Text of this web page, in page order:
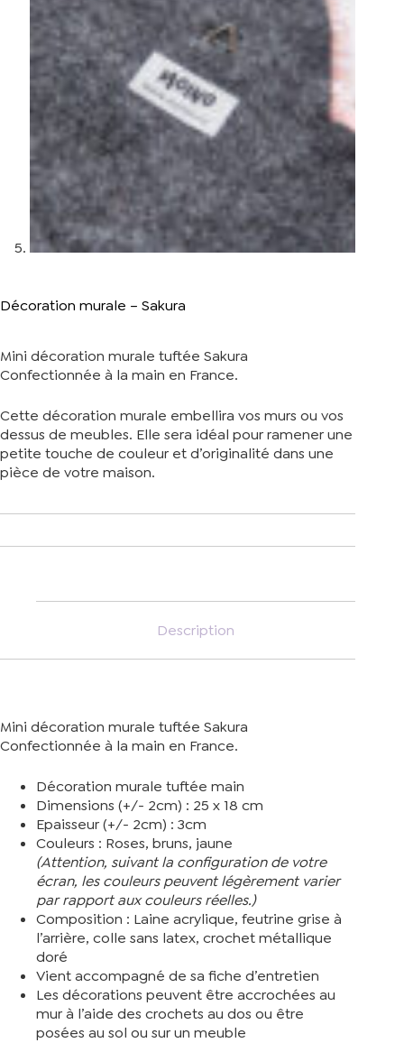
Décoration murale – Sakura
Mini décoration murale tuftée Sakura
Confectionnée à la main en France.
Cette décoration murale embellira vos murs ou vos
dessus de meubles. Elle sera idéal pour ramener une
petite touche de couleur et d’originalité dans une
pièce de votre maison.
Description
Mini décoration murale tuftée Sakura
Confectionnée à la main en France.
Décoration murale tuftée main
Dimensions (+/- 2cm) : 25 x 18 cm
Epaisseur (+/- 2cm) : 3cm
Couleurs : Roses, bruns, jaune
(Attention, suivant la configuration de votre
écran, les couleurs peuvent légèrement varier
par rapport aux couleurs réelles.)
Composition : Laine acrylique, feutrine grise à
l’arrière, colle sans latex, crochet métallique
doré
Vient accompagné de sa fiche d’entretien
Les décorations peuvent être accrochées au
mur à l’aide des crochets au dos ou être
posées au sol ou sur un meuble